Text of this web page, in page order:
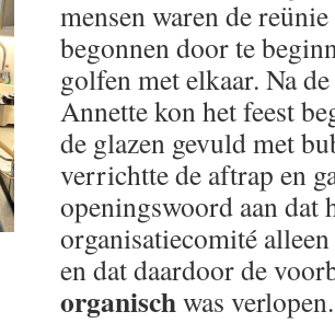
mensen waren de
begonnen door te
golfen met elkaar. Na
Annette kon het feest
de glazen gevuld met
verrichtte de aftrap en
openingswoord aan dat
organisatiecomité
en dat daardoor de
organischwas verlopen.